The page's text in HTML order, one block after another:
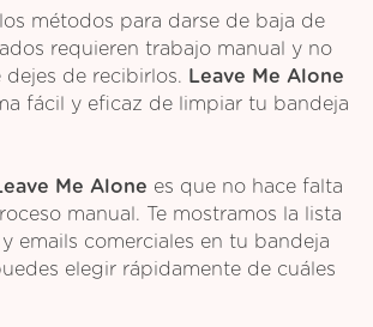
los métodos para darse de baja de
requieren trabajo manual y no
de recibirlos.
Leave Me Alone
fácil y eficaz de limpiar tu bandeja
Me Alone es que no hace falta
manual. Te mostramos la lista
emails comerciales en tu bandeja
elegir rápidamente de cuáles